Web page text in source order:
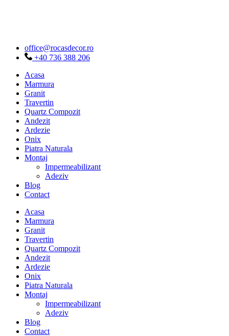
office@rocasdecor.ro
+40 736 388 206
Acasa
Marmura
Granit
Travertin
Quartz Compozit
Andezit
Ardezie
Onix
Piatra Naturala
Montaj
Impermeabilizant
Adeziv
Blog
Contact
Acasa
Marmura
Granit
Travertin
Quartz Compozit
Andezit
Ardezie
Onix
Piatra Naturala
Montaj
Impermeabilizant
Adeziv
Blog
Contact